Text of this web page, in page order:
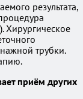
результата,
Хирургическое
трубки.
приём других